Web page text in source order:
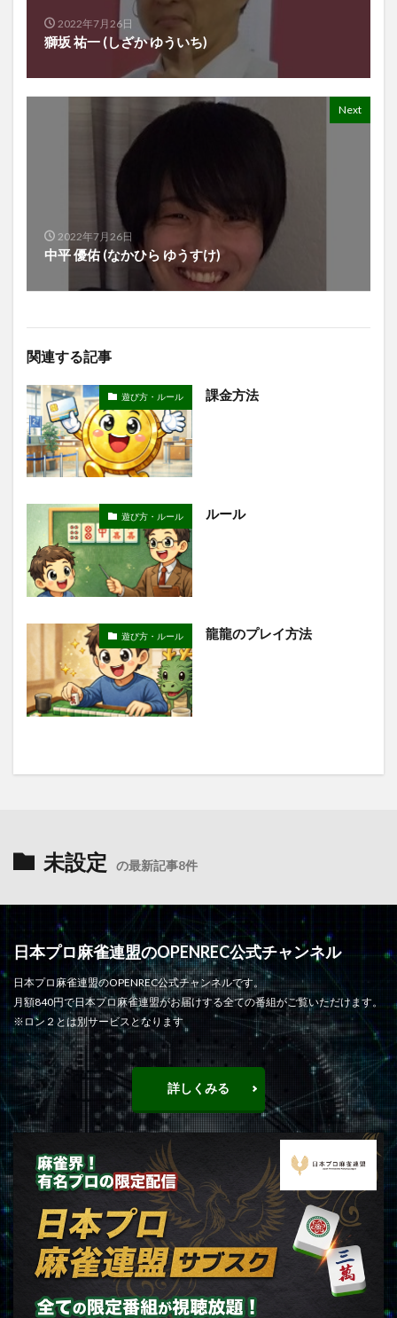
2022年7月26日
獅坂 祐一 (しざか ゆういち)
Next
2022年7月26日
中平 優佑 (なかひら ゆうすけ)
関連する記事
遊び方・ルール 課金方法
遊び方・ルール ルール
遊び方・ルール 龍龍のプレイ方法
未設定 の最新記事8件
日本プロ麻雀連盟のOPENREC公式チャンネル
日本プロ麻雀連盟のOPENREC公式チャンネルです。
月額840円で日本プロ麻雀連盟がお届けする全ての番組がご覧いただけます。
※ロン２とは別サービスとなります
詳しくみる